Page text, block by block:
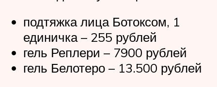
подтяжка лица Ботоксом, 1
единичка – 255 рублей
гель Реплери – 7900 рублей
гель Белотеро – 13.500 рублей